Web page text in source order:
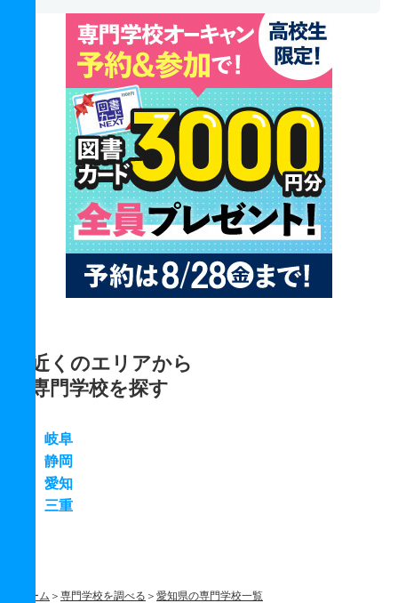
近くのエリアから
専門学校を探す
岐阜
静岡
愛知
三重
ホーム 専門学校を調べる
愛知県の専門学校一覧